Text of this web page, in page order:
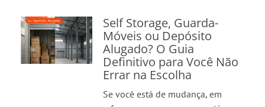
Self Storage, Guarda-
Móveis ou Depósito
Alugado? O Guia
Definitivo para Você Não
Errar na Escolha
Se você está de mudança, em